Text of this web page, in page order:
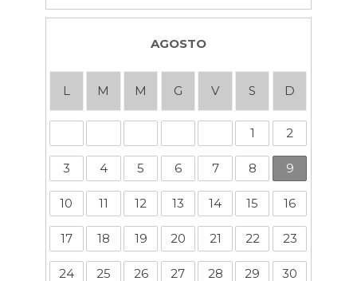
AGOSTO
L M M G V S D
1 2
3 4 5 6 7 8 9
10 11 12 13 14 15 16
17 18 19 20 21 22 23
24 25 26 27 28 29 30